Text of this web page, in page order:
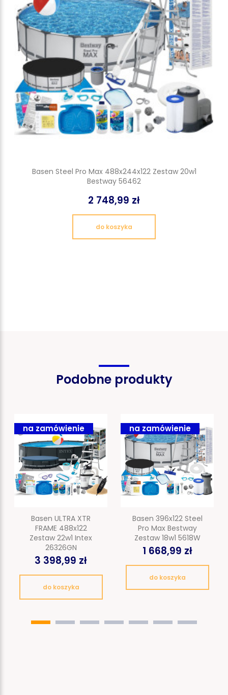
Basen Steel Pro Max 488x244x122 Zestaw 20w1
Bestway 56462
2 748,99 zł
do koszyka
Podobne produkty
Basen ULTRA XTR
FRAME 488x122
Zestaw 22w1 Intex
26326GN
3 398,99 zł
do koszyka
na zamówienie
Basen 396x122 Steel
Pro Max Bestway
Zestaw 18w1 5618W
1 668,99 zł
do koszyka
na zamówienie